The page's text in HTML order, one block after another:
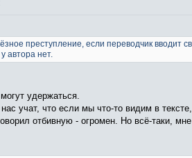
преступление, если переводчик
автора нет.
удержаться.
учат, что если мы что-то видим в
отбивную - огромен. Но всё-таки,